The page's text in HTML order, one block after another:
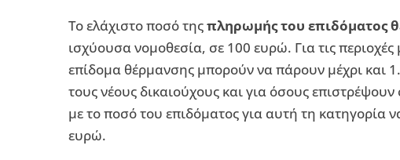
Το ελάχιστο ποσό τηςπληρωμής του επιδόματος
ισχύουσα νομοθεσία, σε 100 ευρώ. Για τις
επίδομα θέρμανσης μπορούν να πάρουν μέχρι και
τους νέους δικαιούχους και για όσους
με το ποσό του επιδόματος για αυτή τη
ευρώ.